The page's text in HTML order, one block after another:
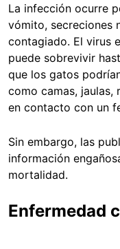
La infección ocurre
vómito, secreciones
contagiado. El virus
puede sobrevivir
que los gatos
como camas, jaulas,
en contacto con un
Sin embargo, las
información
mortalidad.
Enfermedad